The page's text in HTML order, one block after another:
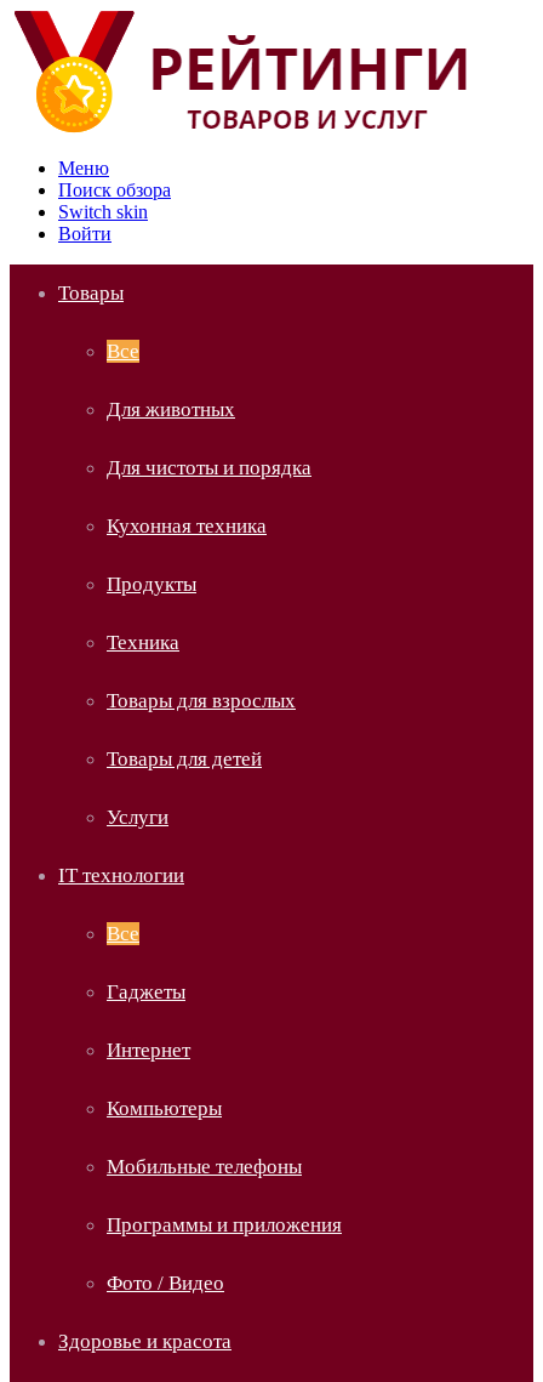
Меню
Поиск обзора
Switch skin
Войти
Товары
Все
Для животных
Для чистоты и порядка
Кухонная техника
Продукты
Техника
Товары для взрослых
Товары для детей
Услуги
IT технологии
Все
Гаджеты
Интернет
Компьютеры
Мобильные телефоны
Программы и приложения
Фото / Видео
Здоровье и красота